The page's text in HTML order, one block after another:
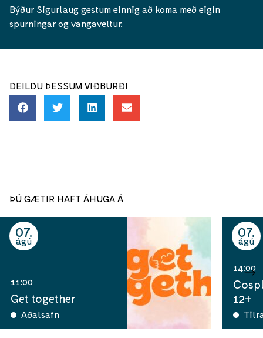
Býður Sigurlaug gestum einnig að koma með eigin
spurningar og vangaveltur.
DEILDU ÞESSUM VIÐBURÐI
ÞÚ GÆTIR HAFT ÁHUGA Á
07
ágú
11:00
Get together
Aðalsafn
07
ágú
14:00
12+